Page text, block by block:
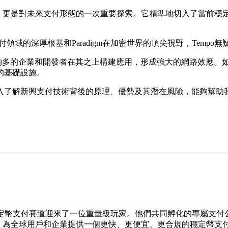
更是對未來支付形態的一次重要探索。它精準地切入了當前
域的深厚根基和Paradigm在加密世界的頂尖視野，Tempo
的企業和開發者在其之上構建應用，形成強大的網路效應
礎設施。
解新興支付技術背後的原理、優勢及其潛在風險，能夠幫
幣支付賽道迎來了一位重量級玩家。他們共同孵化的專屬支
為全球用戶和企業提供一個更快、更便宜、更合規的穩定幣支